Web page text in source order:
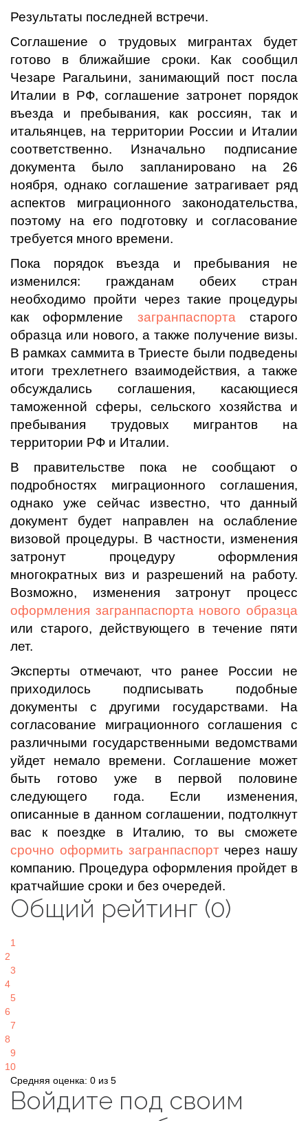
Результаты последней встречи.
Соглашение о трудовых мигрантах будет
готово в ближайшие сроки. Как сообщил
Чезаре Рагальини, занимающий пост посла
Италии в РФ, соглашение затронет порядок
въезда и пребывания, как россиян, так и
итальянцев, на территории России и Италии
соответственно. Изначально подписание
документа было запланировано на 26
ноября, однако соглашение затрагивает ряд
аспектов миграционного законодательства,
поэтому на его подготовку и согласование
требуется много времени.
Пока порядок въезда и пребывания не
изменился: гражданам обеих стран
необходимо пройти через такие процедуры
как оформление загранпаспорта старого
образца или нового, а также получение визы.
В рамках саммита в Триесте были подведены
итоги трехлетнего взаимодействия, а также
обсуждались соглашения, касающиеся
таможенной сферы, сельского хозяйства и
пребывания трудовых мигрантов на
территории РФ и Италии.
В правительстве пока не сообщают о
подробностях миграционного соглашения,
однако уже сейчас известно, что данный
документ будет направлен на ослабление
визовой процедуры. В частности, изменения
затронут процедуру оформления
многократных виз и разрешений на работу.
Возможно, изменения затронут процесс
оформления загранпаспорта нового образца
или старого, действующего в течение пяти
лет.
Эксперты отмечают, что ранее России не
приходилось подписывать подобные
документы с другими государствами. На
согласование миграционного соглашения с
различными государственными ведомствами
уйдет немало времени. Соглашение может
быть готово уже в первой половине
следующего года. Если изменения,
описанные в данном соглашении, подтолкнут
вас к поездке в Италию, то вы сможете
срочно оформить загранпаспортчерез нашу
компанию. Процедура оформления пройдет в
кратчайшие сроки и без очередей.
Общий рейтинг (0)
1
2
3
4
5
6
7
8
9
10
Средняя оценка: 0 из 5
Войдите под своим